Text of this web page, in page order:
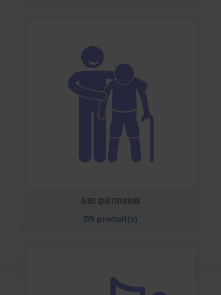
AIDE QUOTIDIENNE
119 produit(s)